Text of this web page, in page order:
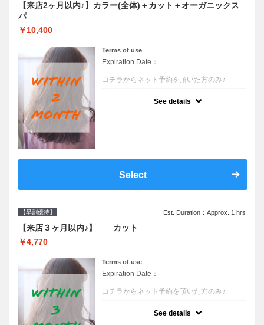
【来店2ヶ月以内♪】カラー(全体)＋カット＋オーガニックス
パ
￥10,400
Terms of use
Expiration Date：
コチラからネット予約を頂いた方のみ♪
See details
Select
【早割優待】 Est. Duration：Approx. 1 hrs
【来店３ヶ月以内♪】 カット
￥4,770
Terms of use
Expiration Date：
コチラからネット予約を頂いた方のみ♪
See details